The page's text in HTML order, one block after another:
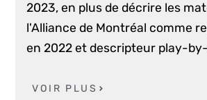
2023, en plus de décrire les
l'Alliance de Montréal comme
en 2022 et descripteur play-
VOIR PLUS